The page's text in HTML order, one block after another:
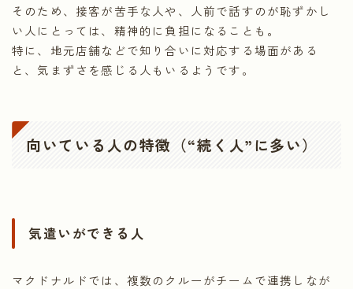
そのため、接客が苦手な人や、人前で話すのが恥ずかし
い人にとっては、精神的に負担になることも。
特に、地元店舗などで知り合いに対応する場面がある
と、気まずさを感じる人もいるようです。
向いている人の特徴（“続く人”に多い）
気遣いができる人
マクドナルドでは、複数のクルーがチームで連携しなが